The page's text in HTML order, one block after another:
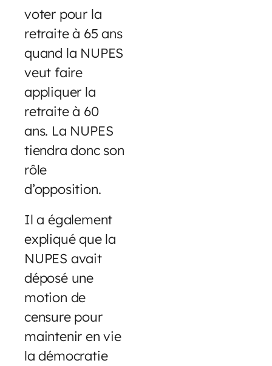
voter pour la
retraite à 65 ans
quand la NUPES
veut faire
appliquer la
retraite à 60
ans. La NUPES
tiendra donc son
rôle
d’opposition.
Il a également
expliqué que la
NUPES avait
déposé une
motion de
censure pour
maintenir en vie
la démocratie